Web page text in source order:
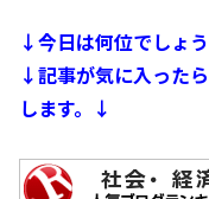
↓今日は何位でしょ
↓記事が気に入った
します。↓